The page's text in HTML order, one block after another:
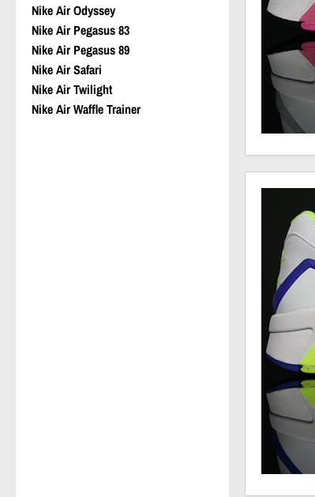
Nike Air Odyssey
Nike Air Pegasus 83
Nike Air Pegasus 89
Nike Air Safari
Nike Air Twilight
Nike Air Waffle Trainer